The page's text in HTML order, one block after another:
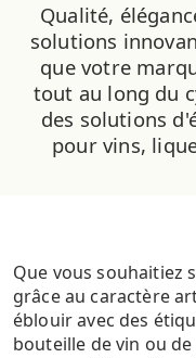
Qualité,
solutions
que votre
tout au long du
des solutions
pour vins,
Que vous souhaitiez
grâce au caractère
éblouir avec des
bouteille de vin ou